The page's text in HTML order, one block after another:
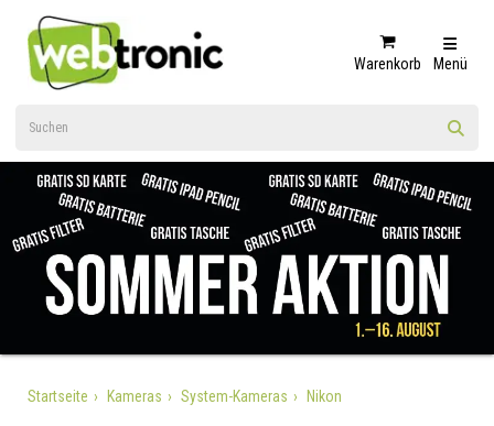
Warenkorb Menü
Startseite Kameras System-Kameras Nikon